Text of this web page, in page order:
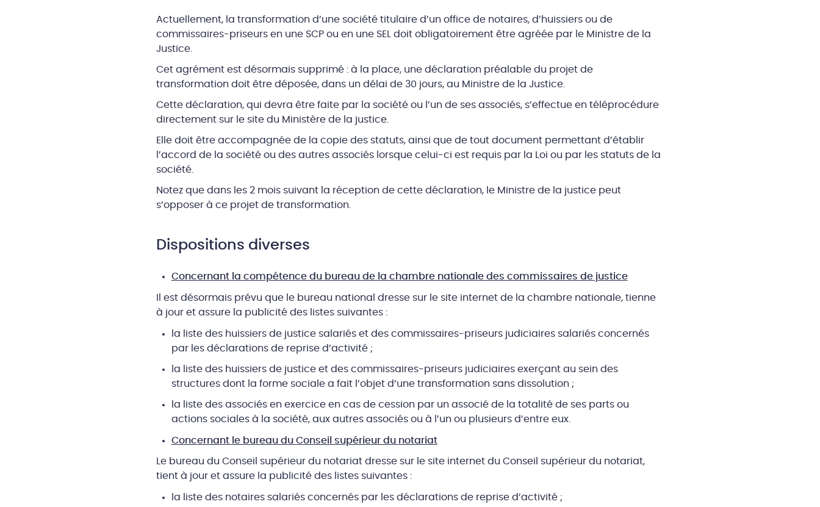
Actuellement, la transformation d’une société titulaire d’un office de notaires, d’huissiers ou de
commissaires-priseurs en une SCP ou en une SEL doit obligatoirement être agréée par le Ministre de la
Justice.
Cet agrément est désormais supprimé : à la place, une déclaration préalable du projet de
transformation doit être déposée, dans un délai de 30 jours, au Ministre de la Justice.
Cette déclaration, qui devra être faite par la société ou l’un de ses associés, s’effectue en téléprocédure
directement sur le site du Ministère de la justice.
Elle doit être accompagnée de la copie des statuts, ainsi que de tout document permettant d’établir
l’accord de la société ou des autres associés lorsque celui-ci est requis par la Loi ou par les statuts de la
société.
Notez que dans les 2 mois suivant la réception de cette déclaration, le Ministre de la justice peut
s’opposer à ce projet de transformation.
Dispositions diverses
Concernant la compétence du bureau de la chambre nationale des commissaires de justice
Il est désormais prévu que le bureau national dresse sur le site internet de la chambre nationale, tienne
à jour et assure la publicité des listes suivantes :
la liste des huissiers de justice salariés et des commissaires-priseurs judiciaires salariés concernés
par les déclarations de reprise d’activité ;
la liste des huissiers de justice et des commissaires-priseurs judiciaires exerçant au sein des
structures dont la forme sociale a fait l’objet d’une transformation sans dissolution ;
la liste des associés en exercice en cas de cession par un associé de la totalité de ses parts ou
actions sociales à la société, aux autres associés ou à l’un ou plusieurs d’entre eux.
Concernant le bureau du Conseil supérieur du notariat
Le bureau du Conseil supérieur du notariat dresse sur le site internet du Conseil supérieur du notariat,
tient à jour et assure la publicité des listes suivantes :
la liste des notaires salariés concernés par les déclarations de reprise d’activité ;